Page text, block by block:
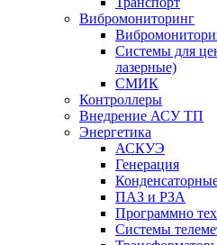
Вибромониторинг
Системы для
лазерные)
СМИК
Контроллеры
Внедрение АСУ ТП
Энергетика
АСКУЭ
Генерация
ПАЗ и РЗА
Программно
Системы